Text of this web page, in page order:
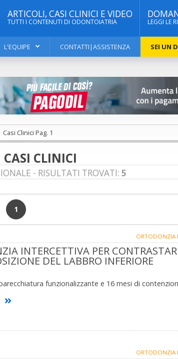
ARTICOLI, CASI CLINICI E VIDEO
TUTTI I CONTENUTI DI ODONTOIATRIA LEGGI LE
L'EQUIPE CONTATTI|ASSISTENZA SEI UN
Clinici Pag. 1
CLINICI
- RISULTATI TROVATI: 5
1
ORTODONZIA
INTERCETTIVA PER
DEL LABBRO INFERIORE
funzionalizzante e 16 mesi di
ORTODONZIA